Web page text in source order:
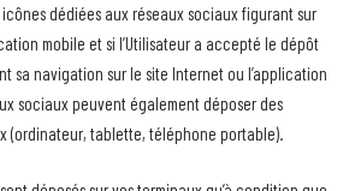
dédiées aux réseaux sociaux figurant sur
mobile et si l’Utilisateur a accepté le dépôt
sa navigation sur le site Internet ou l’application
sociaux peuvent également déposer des
(ordinateur, tablette, téléphone portable).